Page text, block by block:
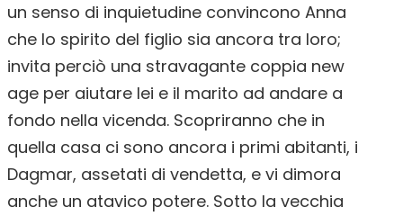
un senso di inquietudine convincono Anna
che lo spirito del figlio sia ancora tra loro;
invita perciò una stravagante coppia new
age per aiutare lei e il marito ad andare a
fondo nella vicenda. Scopriranno che in
quella casa ci sono ancora i primi abitanti, i
Dagmar, assetati di vendetta, e vi dimora
anche un atavico potere. Sotto la vecchia